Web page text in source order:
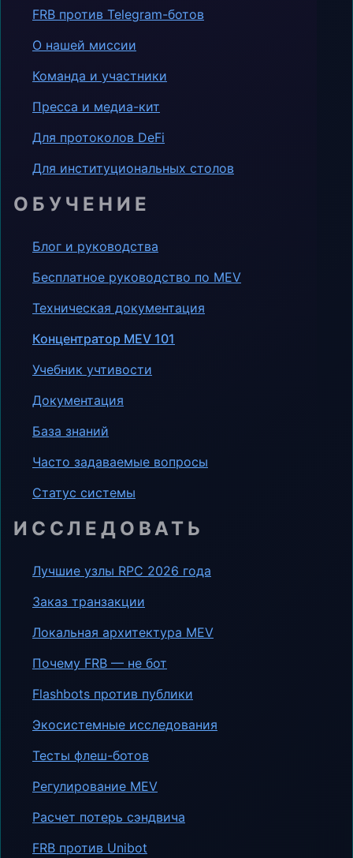
FRB против Telegram-ботов
О нашей миссии
Команда и участники
Пресса и медиа-кит
Для протоколов DeFi
Для институциональных столов
ОБУЧЕНИЕ
Блог и руководства
Бесплатное руководство по MEV
Техническая документация
Концентратор MEV 101
Учебник учтивости
Документация
База знаний
Часто задаваемые вопросы
Статус системы
ИССЛЕДОВАТЬ
Лучшие узлы RPC 2026 года
Заказ транзакции
Локальная архитектура MEV
Почему FRB — не бот
Flashbots против публики
Экосистемные исследования
Тесты флеш-ботов
Регулирование MEV
Расчет потерь сэндвича
FRB против Unibot